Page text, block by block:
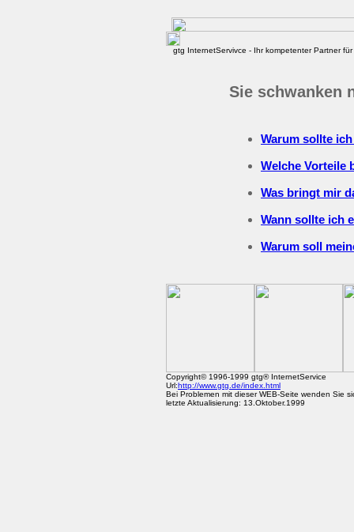
gtg InternetServivce - Ihr kompetenter Partner
Sie schwanken
Warum sollte
Welche Vorteile
Was bringt mir
Wann sollte ich
Warum soll
Copyright© 1996-1999 gtg® InternetService
Url:http://www.gtg.de/index.html
Bei Problemen mit dieser WEB-Seite wenden Sie
letzte Aktualisierung: 13.Oktober.1999